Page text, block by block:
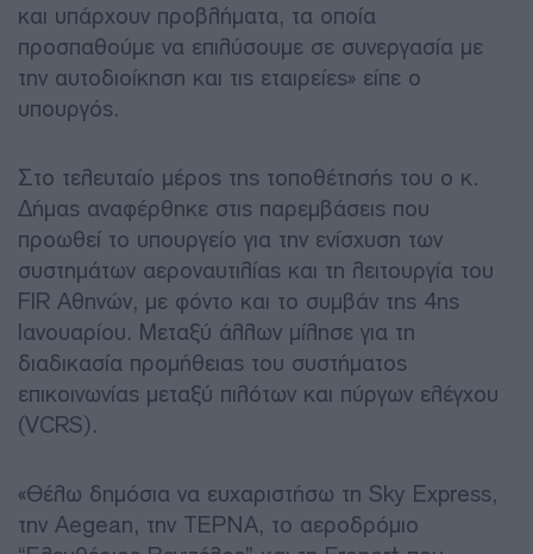
και υπάρχουν προβλήματα, τα οποία
προσπαθούμε να επιλύσουμε σε συνεργασία με
την αυτοδιοίκηση και τις εταιρείες» είπε ο
υπουργός.
Στο τελευταίο μέρος της τοποθέτησής του ο κ.
Δήμας αναφέρθηκε στις παρεμβάσεις που
προωθεί το υπουργείο για την ενίσχυση των
συστημάτων αεροναυτιλίας και τη λειτουργία του
FIR Αθηνών, με φόντο και το συμβάν της 4ης
Ιανουαρίου. Μεταξύ άλλων μίλησε για τη
διαδικασία προμήθειας του συστήματος
επικοινωνίας μεταξύ πιλότων και πύργων ελέγχου
(VCRS).
«Θέλω δημόσια να ευχαριστήσω τη Sky Express,
την Aegean, την ΤΕΡΝΑ, το αεροδρόμιο